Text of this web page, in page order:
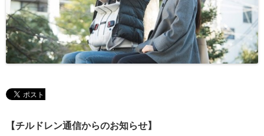
【チルドレン通信からのお知らせ】